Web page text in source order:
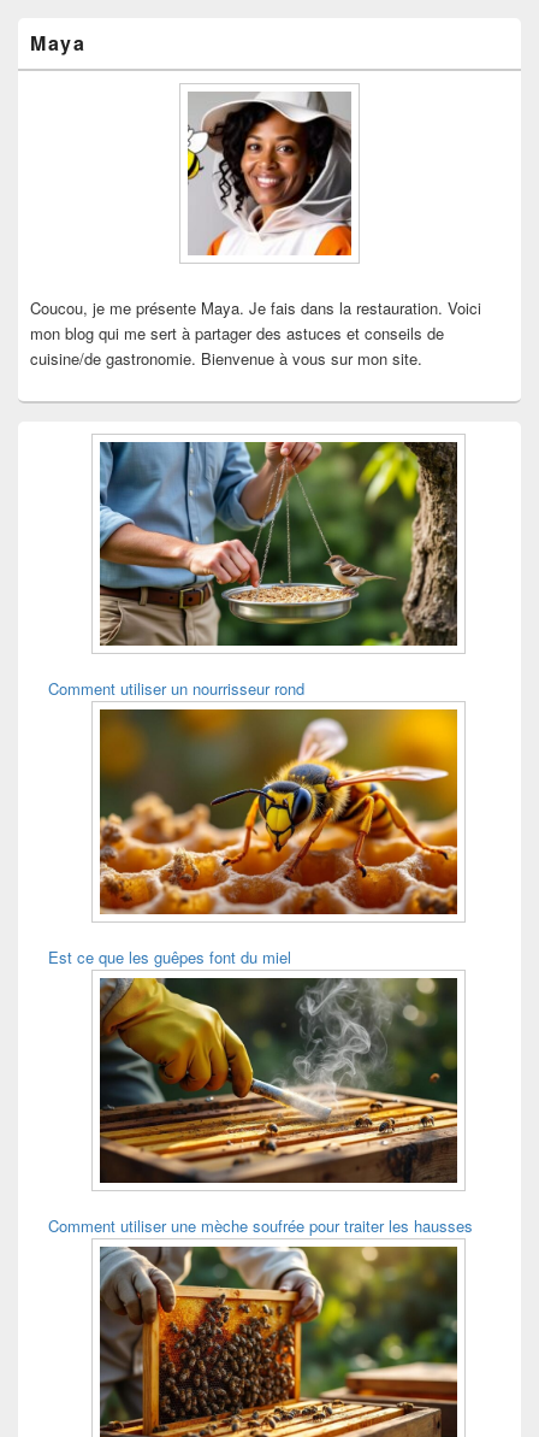
principale
de
Maya
Coucou, je me présente Maya. Je fais dans la restauration. Voici
mon blog qui me sert à partager des astuces et conseils de
cuisine/de gastronomie. Bienvenue à vous sur mon site.
Comment utiliser un nourrisseur rond
Est ce que les guêpes font du miel
Comment utiliser une mèche soufrée pour traiter les hausses